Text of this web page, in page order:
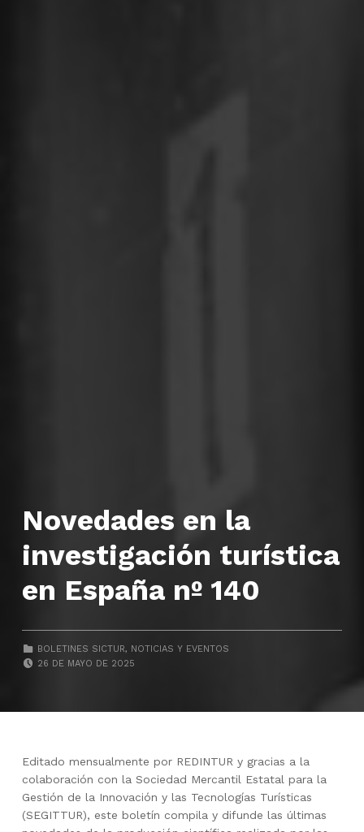
Novedades en la
investigación turística
en España nº 140
CATEGORIZED IN:
BOLETINES SICTUR, NOTICIAS Y EVENTOS
26 DE MAYO DE 2025
Editado mensualmente por REDINTUR y gracias a la
colaboración con la Sociedad Mercantil Estatal para la
Gestión de la Innovación y las Tecnologías Turísticas
(SEGITTUR), este boletín compila y difunde las últimas